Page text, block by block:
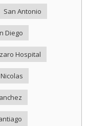
San Antonio
Diego
Hospital